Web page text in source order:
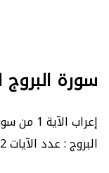
سورة البروج الآية
إعراب
البروج : عدد الآيات 22 - - الصفحة 590 - الجزء 30.